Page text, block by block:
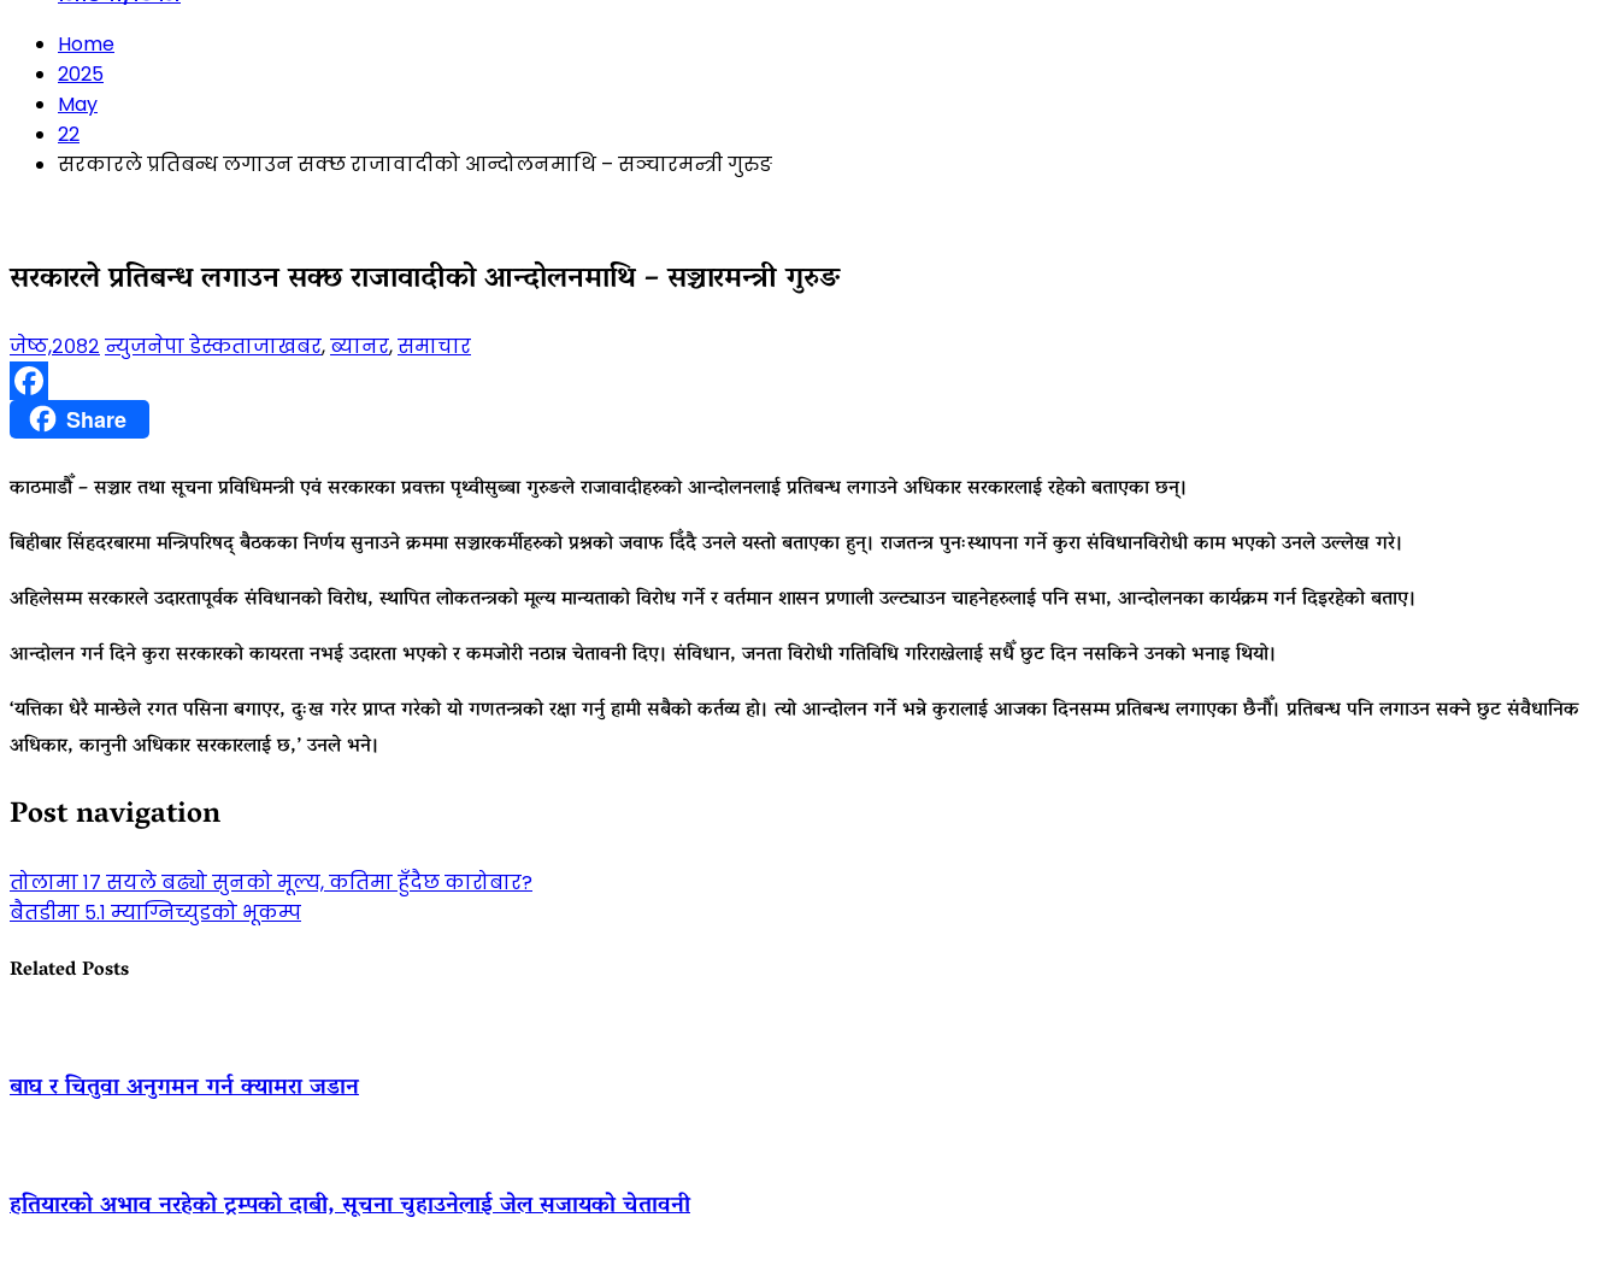
Home
2025
May
22
सरकारले प्रतिबन्ध लगाउन सक्छ राजावादीको आन्दोलनमाथि – सञ्चारमन्त्री गुरुङ
सरकारले प्रतिबन्ध लगाउन सक्छ राजावादीको आन्दोलनमाथि – सञ्चारमन्त्री गुरुङ
जेष्ठ,२०८२ न्युजनेपा डेस्कताजाखबर,ब्यानर,समाचार
FacebookShare
काठमाडौँ – सञ्चार तथा सूचना प्रविधिमन्त्री एवं सरकारका प्रवक्ता पृथ्वीसुब्बा गुरुङले राजावादीहरुको आन्दोलनलाई प्रतिबन्ध लगाउने अधिकार सरकारलाई रहेको बताएका छन्।
बिहीबार सिंहदरबारमा मन्त्रिपरिषद् बैठकका निर्णय सुनाउने क्रममा सञ्चारकर्मीहरुको प्रश्नको जवाफ दिँदै उनले यस्तो बताएका हुन्। राजतन्त्र पुनःस्थापना गर्ने कुरा संविधानविरोधी काम भएको उनले उल्लेख गरे।
अहिलेसम्म सरकारले उदारतापूर्वक संविधानको विरोध, स्थापित लोकतन्त्रको मूल्य मान्यताको विरोध गर्ने र वर्तमान शासन प्रणाली उल्ट्याउन चाहनेहरुलाई पनि सभा, आन्दोलनका कार्यक्रम गर्न दिइरहेको बताए।
आन्दोलन गर्न दिने कुरा सरकारको कायरता नभई उदारता भएको र कमजोरी नठान्न चेतावनी दिए। संविधान, जनता विरोधी गतिविधि गरिराख्नेलाई सधैँ छुट दिन नसकिने उनको भनाइ थियो।
‘यत्तिका धेरै मान्छेले रगत पसिना बगाएर, दुःख गरेर प्राप्त गरेको यो गणतन्त्रको रक्षा गर्नु हामी सबैको कर्तव्य हो। त्यो आन्दोलन गर्ने भन्ने कुरालाई आजका दिनसम्म प्रतिबन्ध लगाएका छैनौँ। प्रतिबन्ध पनि लगाउन सक्ने छुट संवैधानिक
अधिकार, कानुनी अधिकार सरकारलाई छ,’ उनले भने।
Post navigation
तोलामा १७ सयले बढ्यो सुनको मूल्य, कतिमा हुँदैछ कारोबार?
बैतडीमा ५.१ म्याग्निच्युडको भूकम्प
Related Posts
बाघ र चितुवा अनुगमन गर्न क्यामरा जडान
हतियारको अभाव नरहेको ट्रम्पको दाबी, सूचना चुहाउनेलाई जेल सजायको चेतावनी